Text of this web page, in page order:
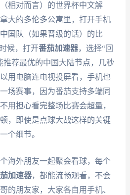
相对而言）的世界杯中文解
大的多伦多公寓里，打开手机
国队（如果晋级的话）的比
候，打开番茄加速器，选择“回
推荐最优的中国大陆节点，几秒
用电脑连电视投屏看，手机也
场赛事，因为番茄支持多端同
用担心看完整场比赛会超量，
，即使是点球大战这样的关键
个细节。
海外朋友一起聚会看球，每个
加速器，都能流畅观看，不会
的朋友家，大家各自用手机、